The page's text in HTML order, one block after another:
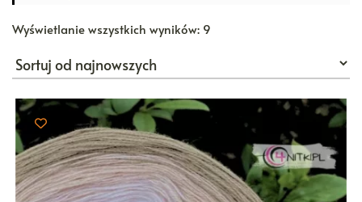
Wyświetlanie wszystkich wyników: 9